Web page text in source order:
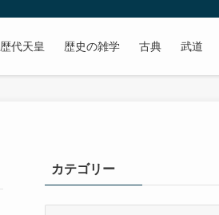
歴代天皇 歴史の雑学 古典 武道
カテゴリー